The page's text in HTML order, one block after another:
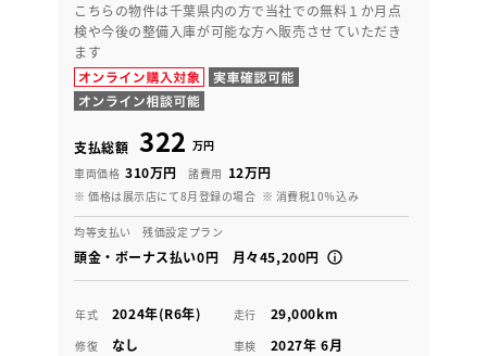
こちらの物件は千葉県内の方で当社での無料１か月点
検や今後の整備入庫が可能な方へ販売させていただき
ます
支払総額 322 万円
車両価格 310万円 諸費用 12万円
※ 価格は展示店にて8月登録の場合 ※ 消費税10％込み
均等支払い 残価設定プラン
頭金・ボーナス払い0円 月々45,200円
年式 2024年(R6年) 走行 29,000km
修復 なし 車検 2027年 6月